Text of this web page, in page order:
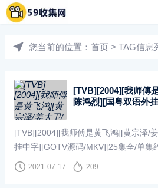
您当前的位置： 首页 > TAG信息
[TVB][2004][我师傅
陈鸿烈][国粤双语外
[TVB][2004][我师傅是黄飞鸿][黄宗泽/
挂中字][GOTV源码/MKV][25集全/单集
2021-07-17 209